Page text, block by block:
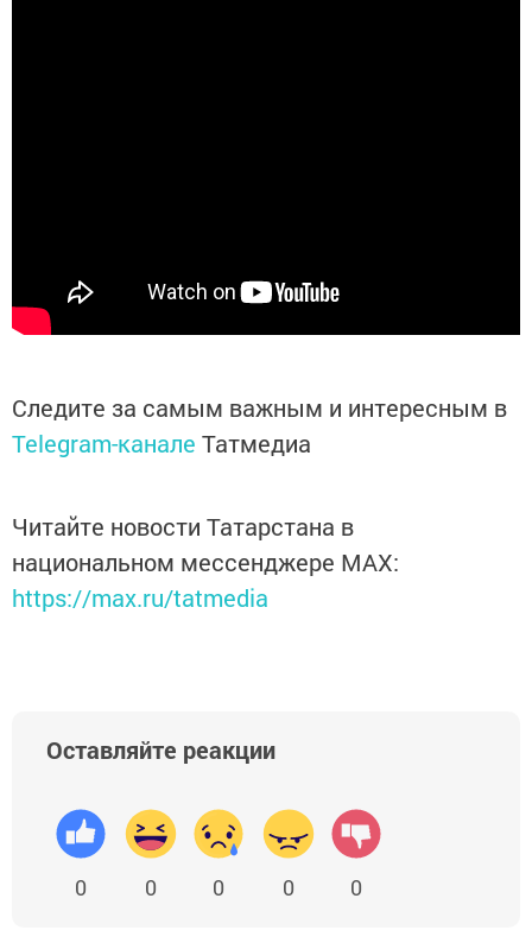
Следите за самым важным и интересным в
Telegram-канале Татмедиа
Читайте новости Татарстана в
национальном мессенджере MАХ:
https://max.ru/tatmedia
Оставляйте реакции
0 0 0 0 0